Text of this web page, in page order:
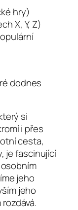
hry)
X, Y, Z)
dodnes
si
i přes
cesta,
je fascinující
jeho
jeho